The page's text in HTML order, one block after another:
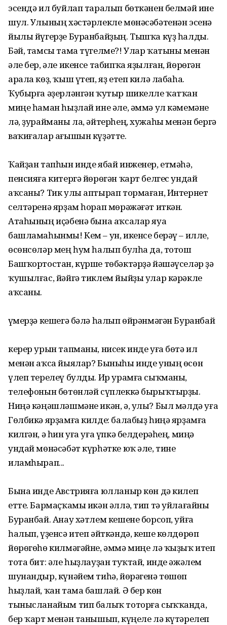
эсендә ил буйлап таралып бөткәнен белмәй ине
шул. Улының хәстәрлекле мөнәсәбәтенән эсенә
йылы йүгерҙе Буранбайҙың. Тышҡа күҙ һалды.
Бәй, тамсы тама түгелме?! Улар ҡатыны менән
әле бер, әле икенсе табипҡа яҙылған, йөрөгән
арала көҙ, ҡыш үтеп, яҙ етеп килә лабаһа.
Ҡубырға әҙерләнгән ҡутыр шикелле ҡатҡан
миңе һаман һыҙлай ине әле, әммә ул кәмемәне
лә, ҙурайманы ла, әйтерһең, хужаһы менән бергә
ваҡиғалар ағышын күҙәтте.
Ҡайҙан тапһын инде ябай инженер, етмәһә,
пенсияға китергә йөрөгән ҡарт белгес ундай
аҡсаны? Тик улы аптырап тормаған, Интернет
селтәренә ярҙам һорап мөрәжәғәт иткән.
Атаһының иҫәбенә бына аҡсалар яуа
башламаһынмы! Кем – ун, икенсе берәү – илле,
өсөнсөләр мең һум һалып булһа да, тотош
Башҡортостан, күрше төбәктәрҙә йәшәүселәр ҙә
ҡушылғас, йәйгә тиклем йыйҙы улар кәрәкле
аҡсаны.
Ғүмерҙә кешегә бәлә һалып өйрәнмәгән Буранбай
керер урын тапманы, нисек инде уға бөтә ил
менән аҡса йыялар? Быныһы инде уның өсөн
үлеп терелеү булды. Ир урамға сыҡманы,
телефонын бөтөнләй сүплеккә бырыҡтырҙы.
Ниңә кәңәшләшмәне икән, ә, улы? Был мәлдә уға
Гөлбикә ярҙамға килде: балабыҙ һиңә ярҙамға
килгән, ә һин уға уға үпкә белдерәһең, миңә
ундай мөнәсәбәт күрһәтке юҡ әле, тине
иламһырап...
Бына инде Австрияға юлланыр көн дә килеп
етте. Бармаҫҡамы икән әллә, тип тә уйлағайны
Буранбай. Анау хәтлем кешене борсоп, уйға
һалып, үҙенсә итеп әйткәндә, кеше көлдөрөп
йөрөгөһө килмәгәйне, әммә миңе лә ҡыҙыҡ итеп
тота бит: әле һыҙлауҙан туҡтай, инде әжәлем
шунандыр, күнәйем тиһә, йөрәгенә төшөп
һыҙлай, ҡан тама башлай. Ә бер көн
тынысланайым тип балыҡ тоторға сыҡҡанда,
бер ҡарт менән танышып, күңеле лә күтәрелеп